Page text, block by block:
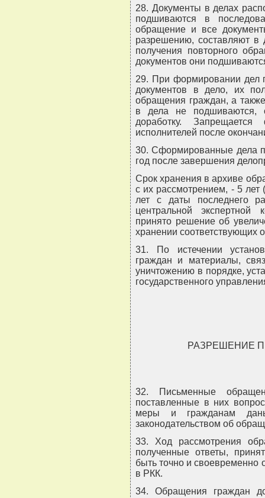
28. Документы в делах
подшиваются в
обращение и все
разрешению, составляют в
получения повторного
документов они
29. При формировании дел
документов в дело, их
обращения граждан, а
в дела не подшиваются,
доработку.
исполнителей после
30. Сформированные дела
год после завершения
Срок хранения в архиве
с их рассмотрением, - 5 лет
лет с даты последнего
центральной экспертной
принято решение об
хранении соответствующих
31. По истечении
граждан и материалы,
уничтожению в порядке,
государственного
РАЗРЕШЕНИЕ
32. Письменные
поставленные в них
меры и гражданам
законодательством об
33. Ход рассмотрения
полученные ответы,
быть точно и своевременно
в РКК.
34. Обращения граждан